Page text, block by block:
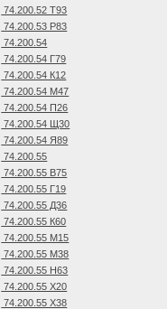
74.200.52 Т93
74.200.53 Р83
74.200.54
74.200.54 Г79
74.200.54 К12
74.200.54 М47
74.200.54 П26
74.200.54 Щ30
74.200.54 Я89
74.200.55
74.200.55 В75
74.200.55 Г19
74.200.55 Д36
74.200.55 К60
74.200.55 М15
74.200.55 М38
74.200.55 Н63
74.200.55 Х20
74.200.55 Х38